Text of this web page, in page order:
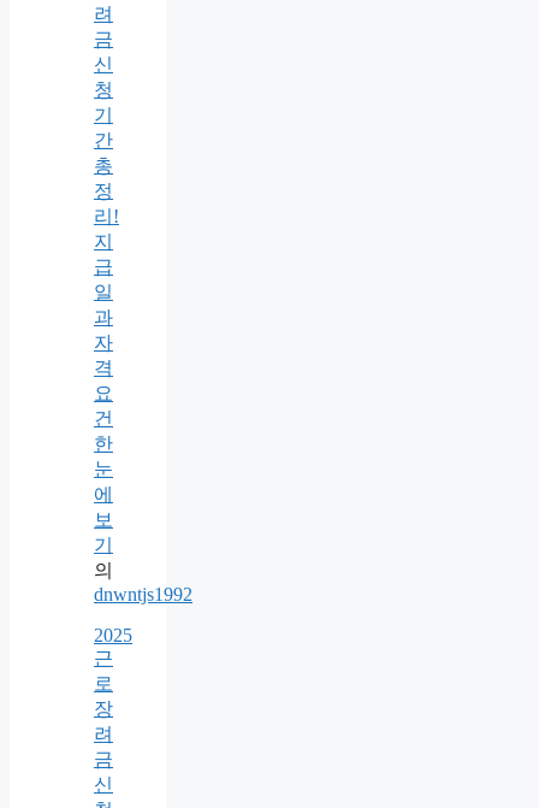
려
금
신
청
기
간
총
정
리!
지
급
일
과
자
격
요
건
한
눈
에
보
기
의
dnwntjs1992
2025
근
로
장
려
금
신